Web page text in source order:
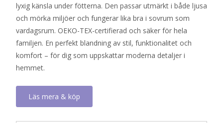
lyxig känsla under fötterna. Den passar utmärkt i både ljusa
och mörka miljöer och fungerar lika bra i sovrum som
vardagsrum. OEKO-TEX-certifierad och säker för hela
familjen. En perfekt blandning av stil, funktionalitet och
komfort – för dig som uppskattar moderna detaljer i
hemmet.
Läs mera & köp